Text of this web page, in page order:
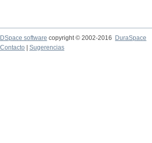
DSpace software copyright © 2002-2016
DuraSpace
Contacto
Sugerencias